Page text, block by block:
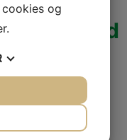
med
og
.